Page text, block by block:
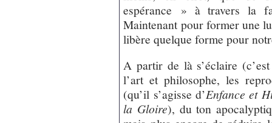
espérance » à travers la
Maintenant pour former une
libère quelque forme pour
A partir de là s’éclaire
l’art et philosophe, les
(qu’il s’agisse d’Enfance et
la Gloire), du ton